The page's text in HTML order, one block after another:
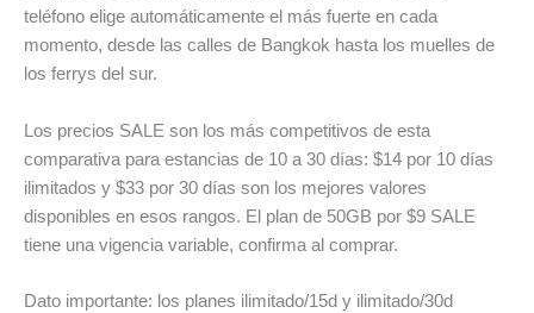
teléfono elige automáticamente el más fuerte en cada
momento, desde las calles de Bangkok hasta los muelles de
los ferrys del sur.
Los precios SALE son los más competitivos de esta
comparativa para estancias de 10 a 30 días: $14 por 10 días
ilimitados y $33 por 30 días son los mejores valores
disponibles en esos rangos. El plan de 50GB por $9 SALE
tiene una vigencia variable, confirma al comprar.
Dato importante: los planes ilimitado/15d y ilimitado/30d